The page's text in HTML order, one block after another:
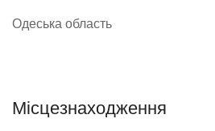
Одеська область
Місцезнаходження